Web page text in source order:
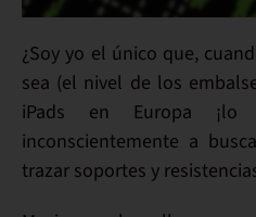
¿Soy yo el único que,
sea (el nivel de los
iPads en Europa
inconscientemente a
trazar soportes y